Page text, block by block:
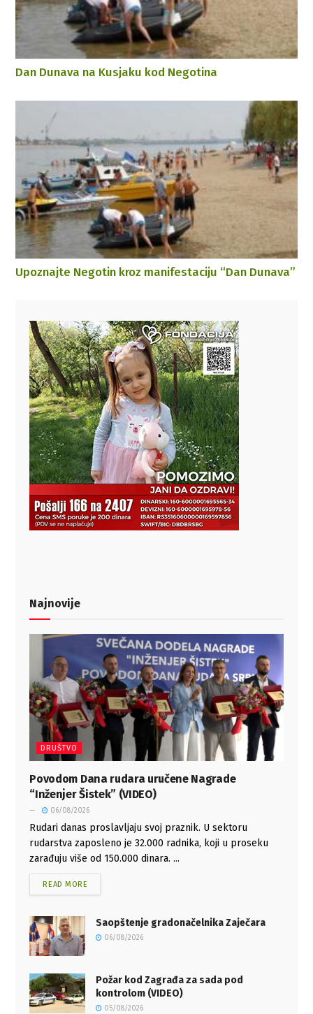
Dan Dunava na Kusjaku kod Negotina
Upoznajte Negotin kroz manifestaciju “Dan Dunava”
Najnovije
DRUŠTVO
Povodom Dana rudara uručene Nagrade
“Inženjer Šistek” (VIDEO)
06/08/2026
Rudari danas proslavljaju svoj praznik. U sektoru
rudarstva zaposleno je 32.000 radnika, koji u proseku
zarađuju više od 150.000 dinara. ...
READ MORE
Saopštenje gradonačelnika Zaječara
06/08/2026
Požar kod Zagrađa za sada pod
kontrolom (VIDEO)
05/08/2026